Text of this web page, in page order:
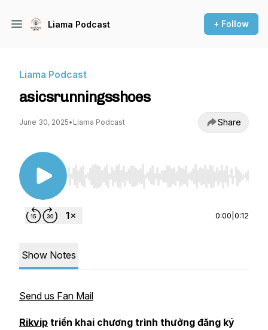
Liama Podcast + Follow
Liama Podcast
asicsrunningsshoes
June 30, 2025• Liama Podcast Share
Use Left/Right to seek, Home/End to jump to
0:00 0:12
Show Notes
Send us Fan Mail
Rikvip triển khai chương trình thưởng đăng ký